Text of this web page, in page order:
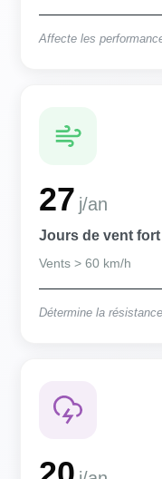
Affecte les
27 j/an
Jours de vent fort
Vents > 60 km/h
Détermine la